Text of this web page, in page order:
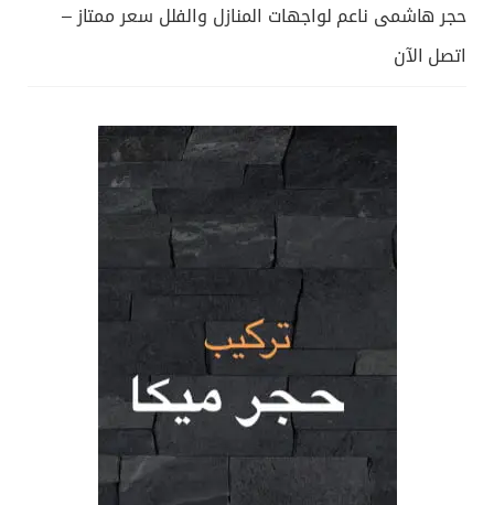
حجر هاشمى ناعم لواجهات المنازل والفلل سعر ممتاز –
اتصل الآن